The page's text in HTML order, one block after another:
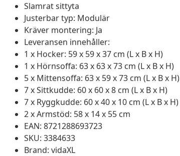
Slamrat sittyta
Justerbar typ: Modulär
Kräver montering: Ja
Leveransen innehåller:
1 x Hocker: 59 x 59 x 37 cm (L x B x H)
1 x Hörnsoffa: 63 x 63 x 73 cm (L x B x H)
5 x Mittensoffa: 63 x 59 x 73 cm (L x B x H)
7 x Sittkudde: 60 x 60 x 8 cm (L x B x H)
7 x Ryggkudde: 60 x 40 x 10 cm (L x B x H)
2 x Armstöd: 58 x 14 x 55 cm
EAN: 8721288693723
SKU: 3384633
Brand: vidaXL